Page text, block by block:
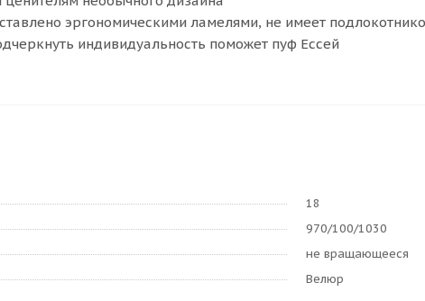
эргономическими ламелями, не имеет
индивидуальность поможет пуф Ессей
18
970/100/1030
не вращающееся
Велюр